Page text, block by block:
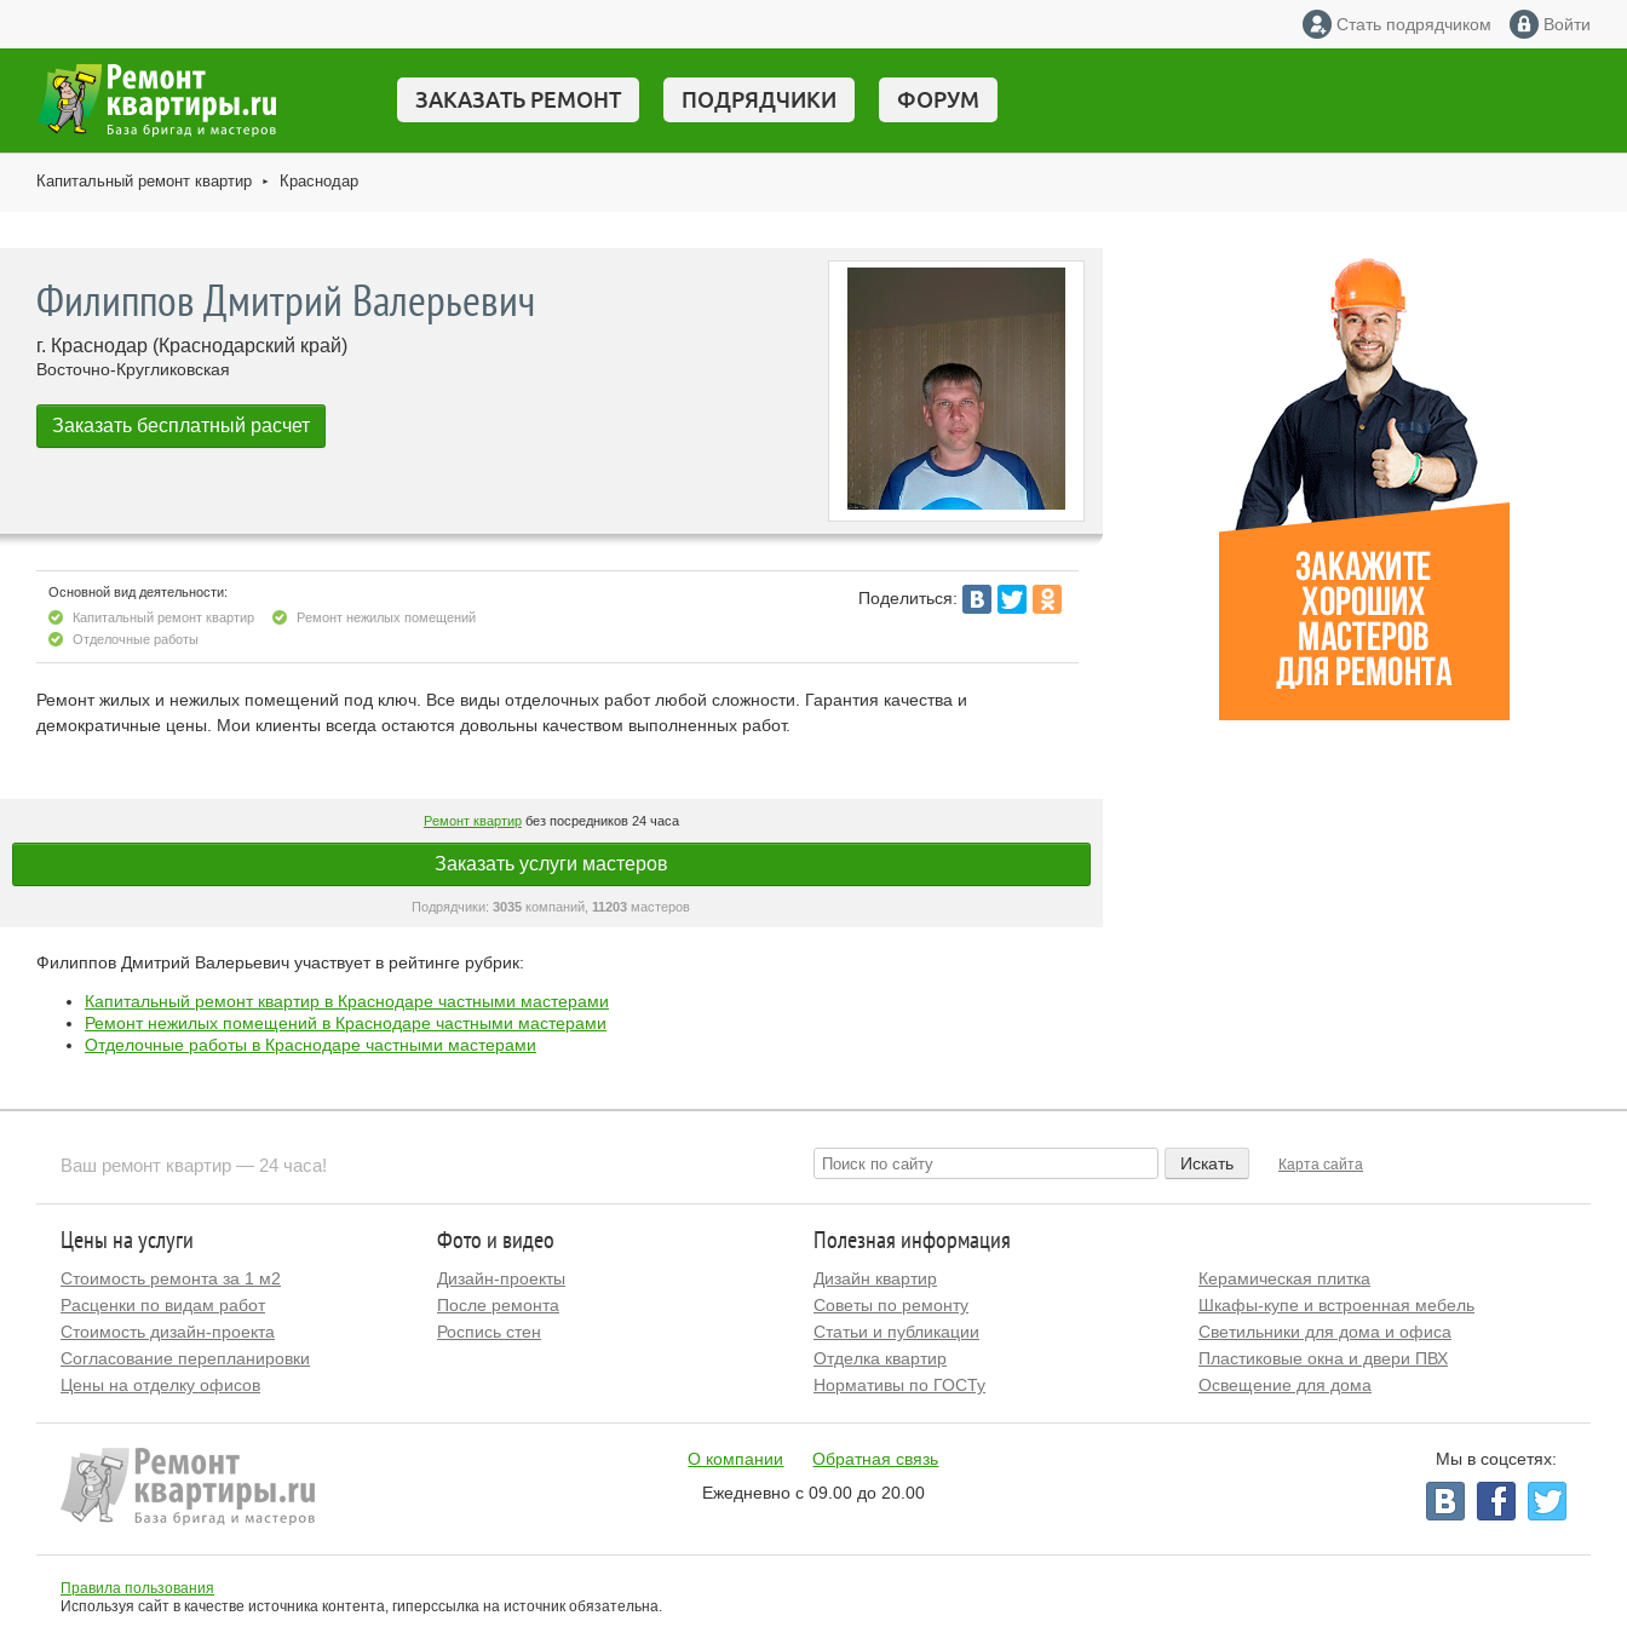
Стать подрядчиком Войти
ЗАКАЗАТЬ РЕМОНТ ПОДРЯДЧИКИ ФОРУМ
Капитальный ремонт квартир ► Краснодар
Филиппов Дмитрий Валерьевич
г. Краснодар (Краснодарский край)
Восточно-Кругликовская
Основной вид деятельности:
Капитальный ремонт квартир
Ремонт нежилых помещений
Отделочные работы
Поделиться:
Ремонт жилых и нежилых помещений под ключ. Все виды отделочных работ любой сложности. Гарантия качества и
демократичные цены. Мои клиенты всегда остаются довольны качеством выполненных работ.
Ремонт квартирбез посредников 24 часа
Заказать услуги мастеров
Подрядчики:3035 компаний, 11203 мастеров
Филиппов Дмитрий Валерьевич участвует в рейтинге рубрик:
Капитальный ремонт квартир в Краснодаре частными мастерами
Ремонт нежилых помещений в Краснодаре частными мастерами
Отделочные работы в Краснодаре частными мастерами
Ваш ремонт квартир — 24 часа! Карта сайта
Цены на услуги
Стоимость ремонта за 1 м2
Расценки по видам работ
Стоимость дизайн-проекта
Согласование перепланировки
Цены на отделку офисов
Фото и видео
Дизайн-проекты
После ремонта
Роспись стен
Полезная информация
Дизайн квартир
Советы по ремонту
Статьи и публикации
Отделка квартир
Нормативы по ГОСТу
Керамическая плитка
Шкафы-купе и встроенная мебель
Светильники для дома и офиса
Пластиковые окна и двери ПВХ
Освещение для дома
О компании
Обратная связь
Ежедневно с 09.00 до 20.00
Мы в соцсетях:
Правила пользования
Используя сайт в качестве источника контента, гиперссылка на источник обязательна.